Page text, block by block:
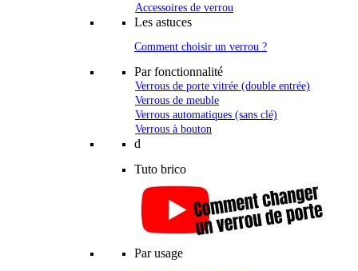
Accessoires de verrou
Les astuces
Comment choisir un verrou ?
Par fonctionnalité
Verrous de porte vitrée (double entrée)
Verrous de meuble
Verrous automatiques (sans clé)
Verrous à bouton
d
Tuto brico
Par usage